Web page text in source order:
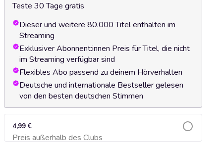
Teste 30 Tage gratis
Dieser und weitere 80.000 Titel enthalten im
Streaming
Exklusiver Abonnent:innen Preis für Titel, die nicht
im Streaming verfügbar sind
Flexibles Abo passend zu deinem Hörverhalten
Deutsche und internationale Bestseller gelesen
von den besten deutschen Stimmen
4,99 €
Preis außerhalb des ClubsZum Warenkorb hinzufügen